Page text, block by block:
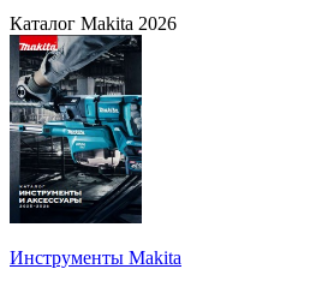
Каталог Makita 2026
Инструменты Makita